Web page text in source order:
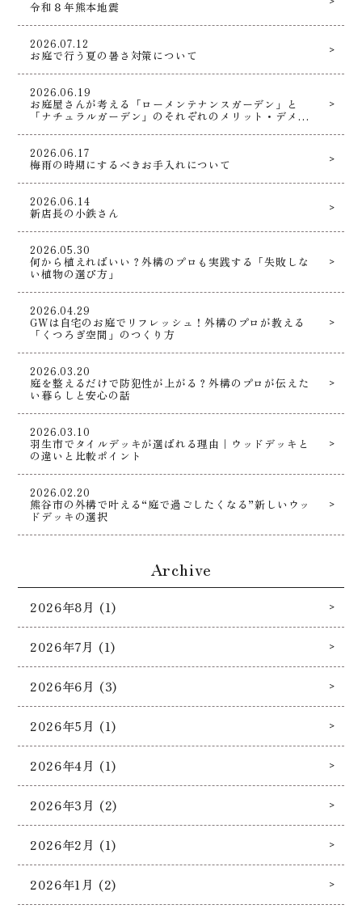
令和８年熊本地震
2026.07.12
お庭で行う夏の暑さ対策について
2026.06.19
お庭屋さんが考える「ローメンテナンスガーデン」と
「ナチュラルガーデン」のそれぞれのメリット・デメリ
2026.06.17
梅雨の時期にするべきお手入れについて
2026.06.14
新店長の小鉄さん
2026.05.30
何から植えればいい？外構のプロも実践する「失敗しな
い植物の選び方」
2026.04.29
GWは自宅のお庭でリフレッシュ！外構のプロが教える
「くつろぎ空間」のつくり方
2026.03.20
庭を整えるだけで防犯性が上がる？外構のプロが伝えた
い暮らしと安心の話
2026.03.10
羽生市でタイルデッキが選ばれる理由｜ウッドデッキと
の違いと比較ポイント
2026.02.20
熊谷市の外構で叶える“庭で過ごしたくなる”新しいウッ
ドデッキの選択
Archive
2026年8月 (1)
2026年7月 (1)
2026年6月 (3)
2026年5月 (1)
2026年4月 (1)
2026年3月 (2)
2026年2月 (1)
2026年1月 (2)